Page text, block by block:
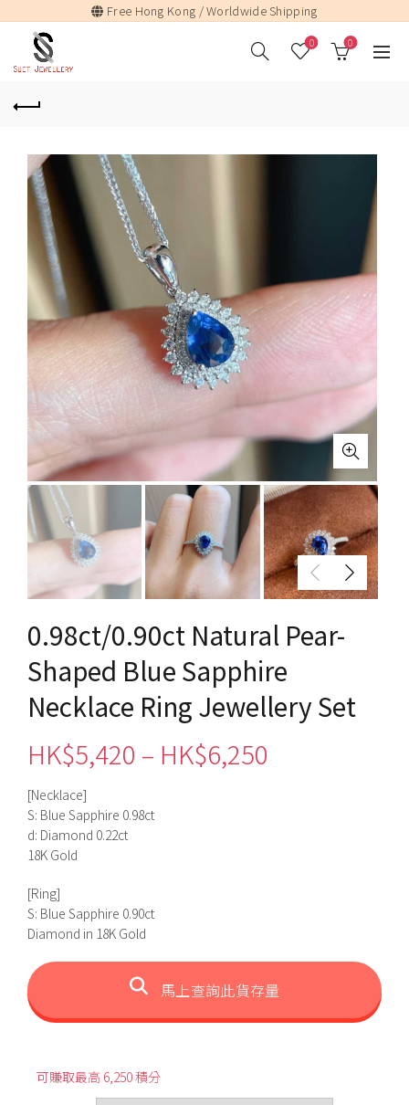
Free Hong Kong / Worldwide Shipping
0 0
0.98ct/0.90ct Natural Pear-
Shaped Blue Sapphire
Necklace Ring Jewellery Set
HK$5,420 – HK$6,250
到
HK$6,250
[Necklace]
S: Blue Sapphire 0.98ct
d: Diamond 0.22ct
18K Gold
[Ring]
S: Blue Sapphire 0.90ct
Diamond in 18K Gold
馬上查詢此貨存量
可賺取最高 6,250 積分